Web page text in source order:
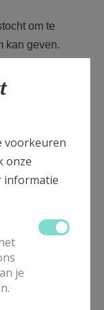
om te
kan geven.
doen
die de liefde
de
en
voorkeuren
onze
informatie
je